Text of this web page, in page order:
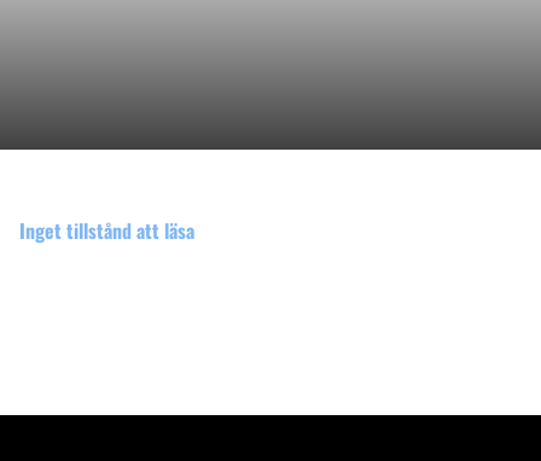
Inget tillstånd att läsa